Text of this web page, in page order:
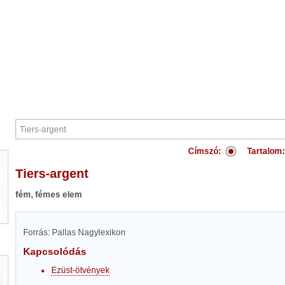
Címszó: Tartalom:
Tiers-argent
fém, fémes elem
Forrás: Pallas Nagylexikon
Kapcsolódás
Ezüst-ötvények